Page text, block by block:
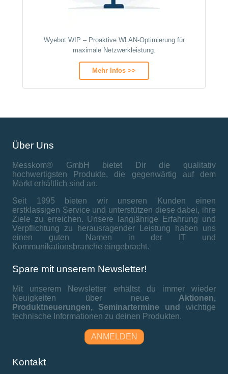
Wyebot WIP – Proaktive WLAN-Optimierung für
maximale Netzwerkleistung.
Mehr Infos >>
Über Uns
Messkom® GmbH bietet Dir die qualitativ
hochwertigsten Produkte, die gegenwärtig auf dem
Markt erhältlich sind an.
Seit 1995 bieten wir unseren Kunden einen
erstklassigen Service und unterstützen diese dabei, ihre
Ziele zu erreichen. Unsere langjährige Erfahrung und
Verpflichtung zu herausragender Leistung haben uns
einen guten Namen in der IT und
Kommunikationsbranche eingebracht.
Spare mit unserem Newsletter!
Mit unserem Newsletter erhältst du immer wieder
Neuigkeiten über neue Aktionen,
Produktneuerungen, Seminartermine und wichtige
technische Informationen zu deinen Produkten.
ANMELDEN
Kontakt